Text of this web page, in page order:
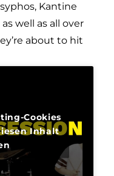
Kantine
well as all over
about to hit
Cookies
Inhalt